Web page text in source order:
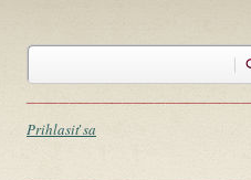
Vyhľadávanie
Prihlasiť sa